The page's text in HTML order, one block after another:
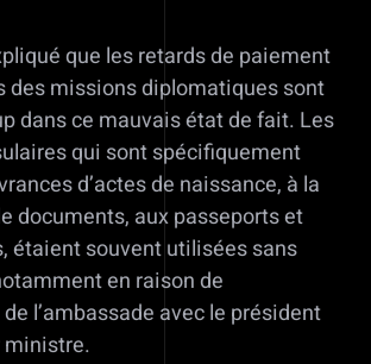
que les retards de paiement
des missions diplomatiques sont
dans ce mauvais état de fait. Les
qui sont spécifiquement
d’actes de naissance, à la
documents, aux passeports et
étaient souvent utilisées sans
en raison de
l’ambassade avec le président
ministre.